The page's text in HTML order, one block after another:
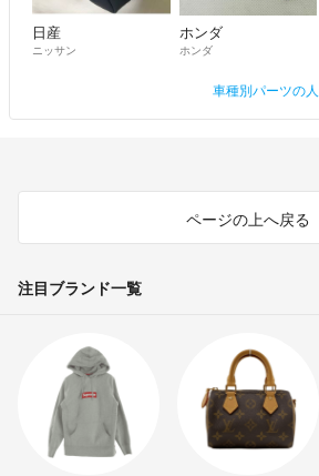
みっきー
購入したいと考えているのですが、明日早速
い致します。
長岡市になりますので、関越道の終点になりま
確認していただきありがとうございます。
因みに引き取りに行くとしたら新潟のどの辺
みっきー - 6年以上前
日産
ニッサン
ホンダ
ホンダ
車種別パーツの
ページの上へ戻る
注目ブランド一覧